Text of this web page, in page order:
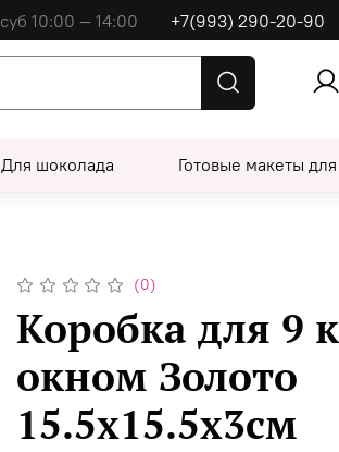
10:00 — 14:00 +7(993) 290-20-90
Для шоколада Готовые макеты
(0)
Коробка для 9
окном Золото
15.5х15.5х3см